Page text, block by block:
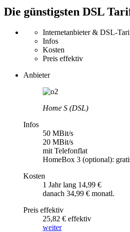
Die günstigsten DSL
Internetanbieter & DSL-
Infos
Kosten
Preis effektiv
Anbieter
Home S (DSL)
Infos
50 MBit/s
20 MBit/s
mit Telefonflat
HomeBox 3 (optional):
Kosten
1 Jahr lang 14,99 €
danach 34,99 € monatl.
Preis effektiv
25,82 € effektiv
weiter